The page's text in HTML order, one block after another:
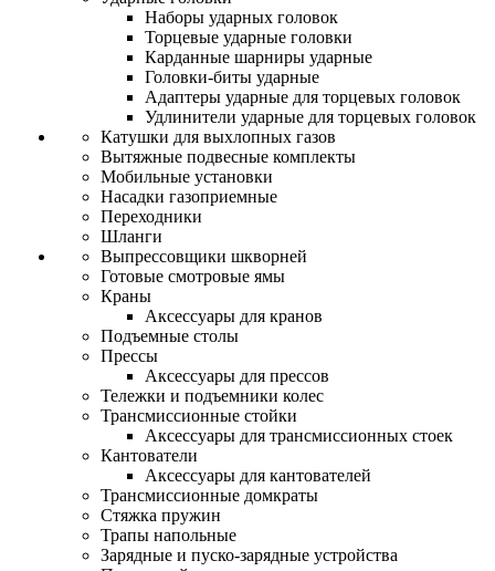
Наборы ударных головок
Торцевые ударные головки
Карданные шарниры ударные
Головки-биты ударные
Адаптеры ударные для торцевых головок
Удлинители ударные для торцевых головок
Катушки для выхлопных газов
Вытяжные подвесные комплекты
Мобильные установки
Насадки газоприемные
Переходники
Шланги
Выпрессовщики шкворней
Готовые смотровые ямы
Краны
Аксессуары для кранов
Подъемные столы
Прессы
Аксессуары для прессов
Тележки и подъемники колес
Трансмиссионные стойки
Аксессуары для трансмиссионных стоек
Кантователи
Аксессуары для кантователей
Трансмиссионные домкраты
Стяжка пружин
Трапы напольные
Зарядные и пуско-зарядные устройства